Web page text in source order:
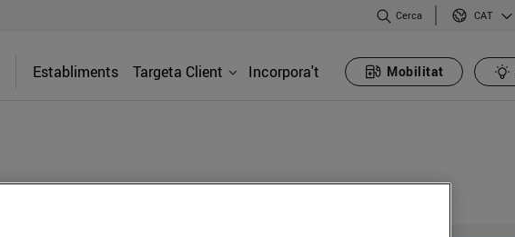
Cerca CAT
Establiments Targeta Client Incorpora't Mobilitat